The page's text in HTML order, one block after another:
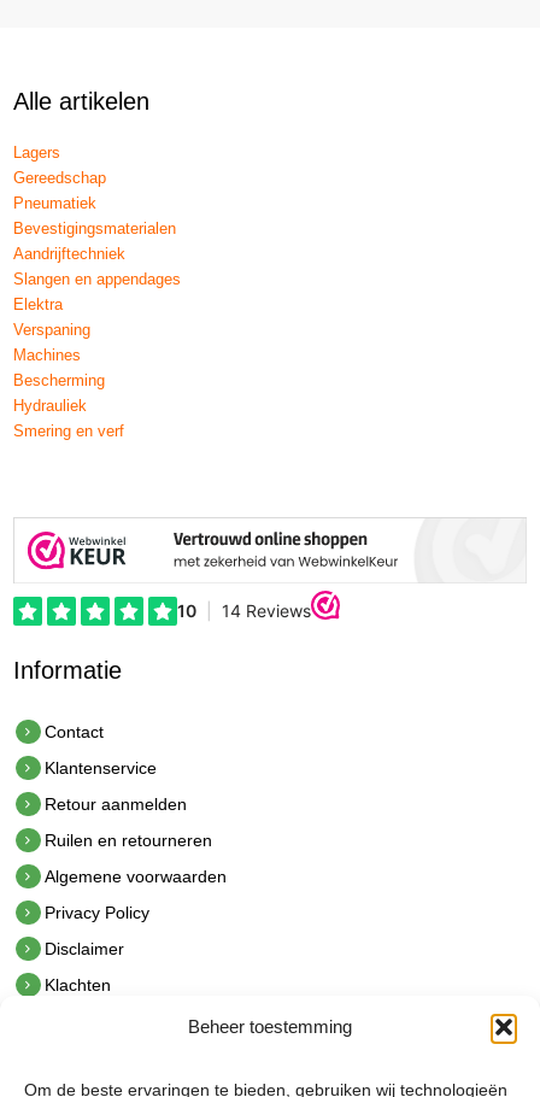
Beheer toestemming
Om de beste ervaringen te bieden, gebruiken wij technologieën
Alle artikelen
Lagers
Gereedschap
Pneumatiek
Bevestigingsmaterialen
Aandrijftechniek
Slangen en appendages
Elektra
Verspaning
Machines
Bescherming
Hydrauliek
Smering en verf
Informatie
Contact
Klantenservice
Retour aanmelden
Ruilen en retourneren
Algemene voorwaarden
Privacy Policy
Disclaimer
Klachten
hetindustriehuis B.V.